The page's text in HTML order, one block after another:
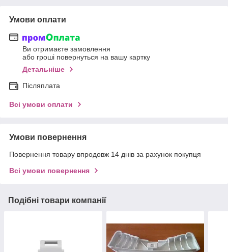
Умови оплати
Ви отримаєте замовлення
або гроші повернуться на вашу картку
Детальніше
Післяплата
Всі умови оплати
Умови повернення
Повернення товару впродовж 14 днів за рахунок покупця
Всі умови повернення
Подібні товари компанії